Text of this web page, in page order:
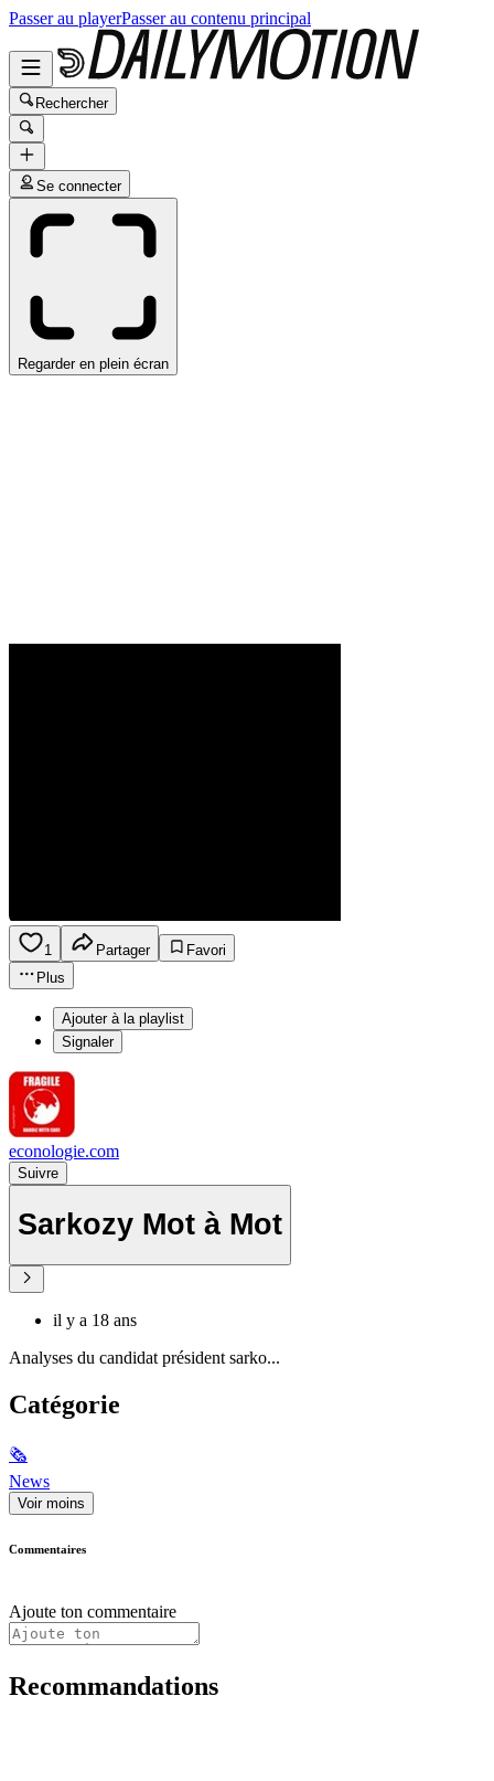
Passer au playerPasser au contenu principal
Rechercher
Se connecter
Regarder en plein écran
1 Partager
Favori
Plus
Ajouter à la playlist
Signaler
econologie.com
Suivre
Sarkozy Mot à Mot
il y a 18 ans
Analyses du candidat président sarko...
Catégorie
🗞
News
Voir moins
Commentaires
Ajoute ton commentaire
Recommandations